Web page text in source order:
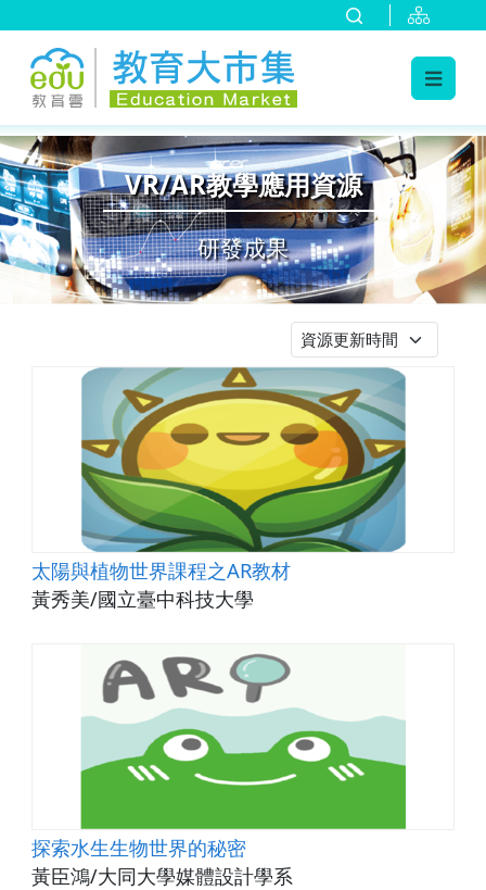
::: VR/AR教學應用資源
研發成果
太陽與植物世界課程之AR教材
黃秀美/國立臺中科技大學
探索水生生物世界的秘密
黃臣鴻/大同大學媒體設計學系